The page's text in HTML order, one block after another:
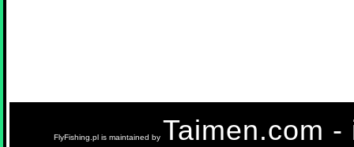
FlyFishing.pl is maintained by Taimen.com